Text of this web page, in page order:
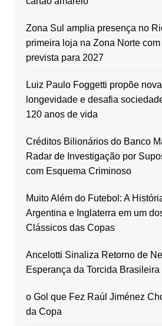
Zona Sul amplia presença no
primeira loja na Zona Norte
prevista para 2027
Luiz Paulo Foggetti propõe
longevidade e desafia
120 anos de vida
Créditos Bilionários do Banco
Radar de Investigação por
com Esquema Criminoso
Muito Além do Futebol: A
Argentina e Inglaterra em um
Clássicos das Copas
Ancelotti Sinaliza Retorno de
Esperança da Torcida Brasileira
o Gol que Fez Raúl Jiménez
da Copa